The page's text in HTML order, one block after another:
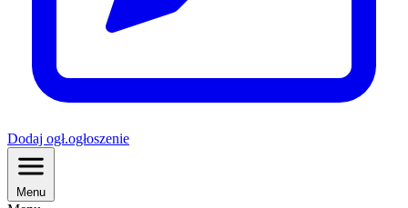
Dodaj ogł.ogłoszenie
Menu